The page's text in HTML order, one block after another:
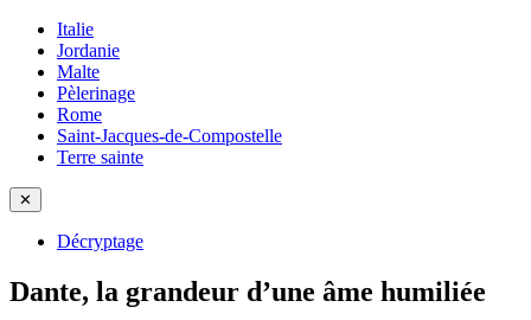
Italie
Jordanie
Malte
Pèlerinage
Rome
Saint-Jacques-de-Compostelle
Terre sainte
✕
Décryptage
Dante, la grandeur d’une âme humiliée